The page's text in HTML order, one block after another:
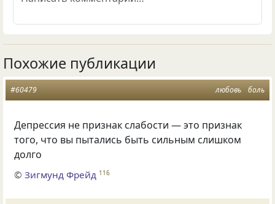
Похожие публикации
любовь боль
#60479
Депрессия не признак слабости — это признак
того, что вы пытались быть сильным слишком
долго
©Зигмунд Фрейд 116